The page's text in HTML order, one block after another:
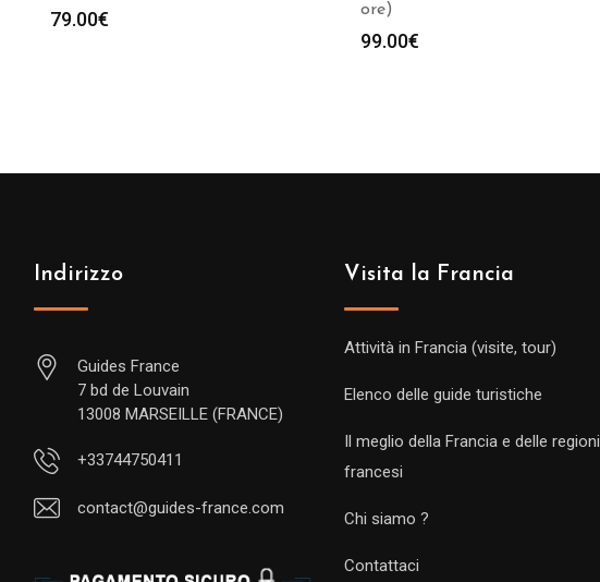
79.00€
ore)
99.00€
Indirizzo
Guides France
7 bd de Louvain
13008 MARSEILLE (FRANCE)
+33744750411
contact@guides-france.com
Visita la Francia
Attività in Francia (visite, tour)
Elenco delle guide turistiche
Il meglio della Francia e delle regioni
francesi
Chi siamo ?
Contattaci